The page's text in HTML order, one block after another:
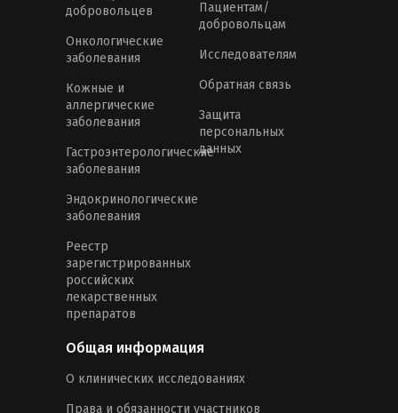
добровольцев
Онкологические
заболевания
Кожные и
аллергические
заболевания
Гастроэнтерологические
заболевания
Эндокринологические
заболевания
Реестр
зарегистрированных
российских
лекарственных
препаратов
Пациентам/
добровольцам
Исследователям
Обратная связь
Защита
персональных
данных
Общая информация
О клинических исследованиях
Права и обязанности участников